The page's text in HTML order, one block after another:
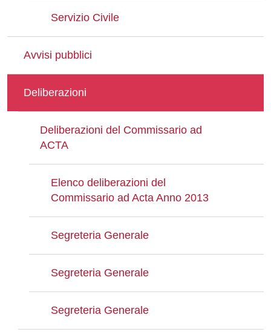
Servizio Civile
Avvisi pubblici
Deliberazioni
Deliberazioni del Commissario ad
ACTA
Elenco deliberazioni del
Commissario ad Acta Anno 2013
Segreteria Generale
Segreteria Generale
Segreteria Generale